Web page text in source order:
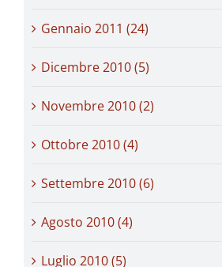
Gennaio 2011 (24)
Dicembre 2010 (5)
Novembre 2010 (2)
Ottobre 2010 (4)
Settembre 2010 (6)
Agosto 2010 (4)
Luglio 2010 (5)